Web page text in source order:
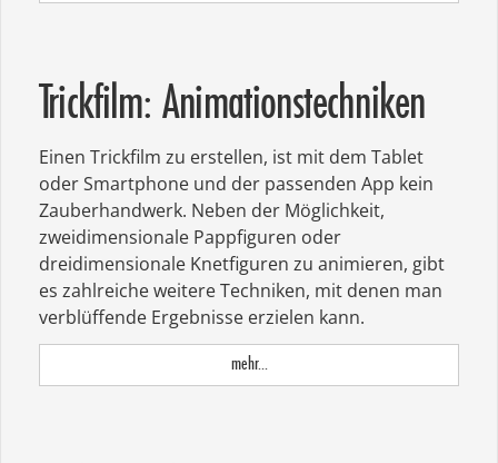
Trickfilm: Animationstechniken
Einen Trickfilm zu erstellen, ist mit dem Tablet
oder Smartphone und der passenden App kein
Zauberhandwerk. Neben der Möglichkeit,
zweidimensionale Pappfiguren oder
dreidimensionale Knetfiguren zu animieren, gibt
es zahlreiche weitere Techniken, mit denen man
verblüffende Ergebnisse erzielen kann.
mehr...